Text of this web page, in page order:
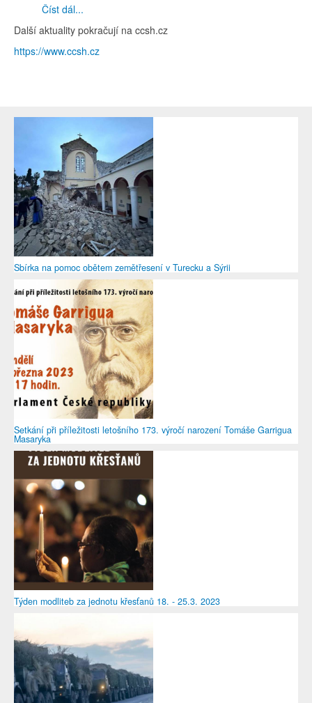
Číst dál...
Další aktuality pokračují na ccsh.cz
https://www.ccsh.cz
Sbírka na pomoc obětem zemětřesení v Turecku a Sýrii
Setkání při příležitosti letošního 173. výročí narození Tomáše Garrigua
Masaryka
Týden modliteb za jednotu křesťanů 18. - 25.3. 2023